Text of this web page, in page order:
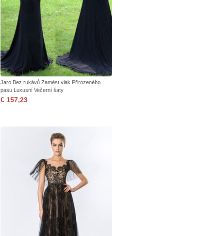
Jaro Bez rukávů Zamést vlak Přirozeného
pasu Luxusní Večerní šaty
€ 157,23